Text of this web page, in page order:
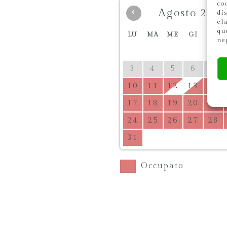
‹ Agosto
LU MA ME GI VE
3 4 5 6
10
11 12 13
17
18 19 20
21
24
25 26 27
28
31
Occupato